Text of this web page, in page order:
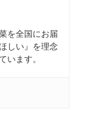
を全国にお届
しい』を理念
います。